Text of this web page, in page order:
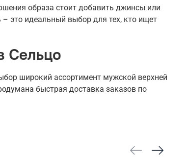
образа стоит добавить джинсы или
это идеальный выбор для тех, кто ищет
Сельцо
широкий ассортимент мужской верхней
быстрая доставка заказов по